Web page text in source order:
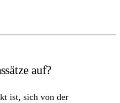
auf?
ist, sich von der